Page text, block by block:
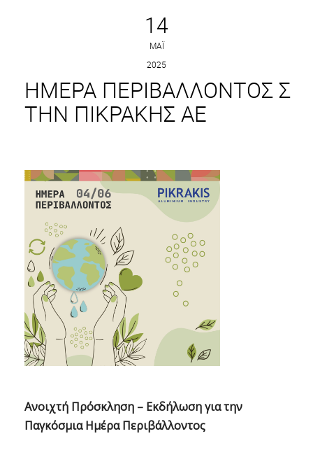
14
ΜΆΙ
2025
ΗΜΈΡΑ ΠΕΡΙΒΆΛΛΟΝΤΟΣ Σ
ΤΗΝ ΠΙΚΡΆΚΗΣ ΑΕ
Ανοιχτή Πρόσκληση – Εκδήλωση για την
Παγκόσμια Ημέρα Περιβάλλοντος